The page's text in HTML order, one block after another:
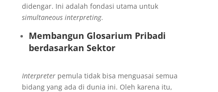
didengar. Ini adalah fondasi utama untuk
simultaneous interpreting.
Membangun Glosarium Pribadi
berdasarkan Sektor
Interpreter pemula tidak bisa menguasai semua
bidang yang ada di dunia ini. Oleh karena itu,